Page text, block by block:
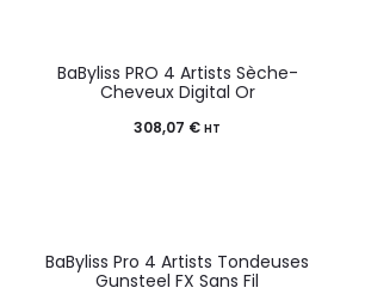
BaByliss PRO 4 Artists Sèche-
Cheveux Digital Or
308,07 € HT
BaByliss Pro 4 Artists Tondeuses
Gunsteel FX Sans Fil